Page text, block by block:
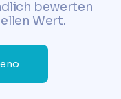
bewerten
Wert.